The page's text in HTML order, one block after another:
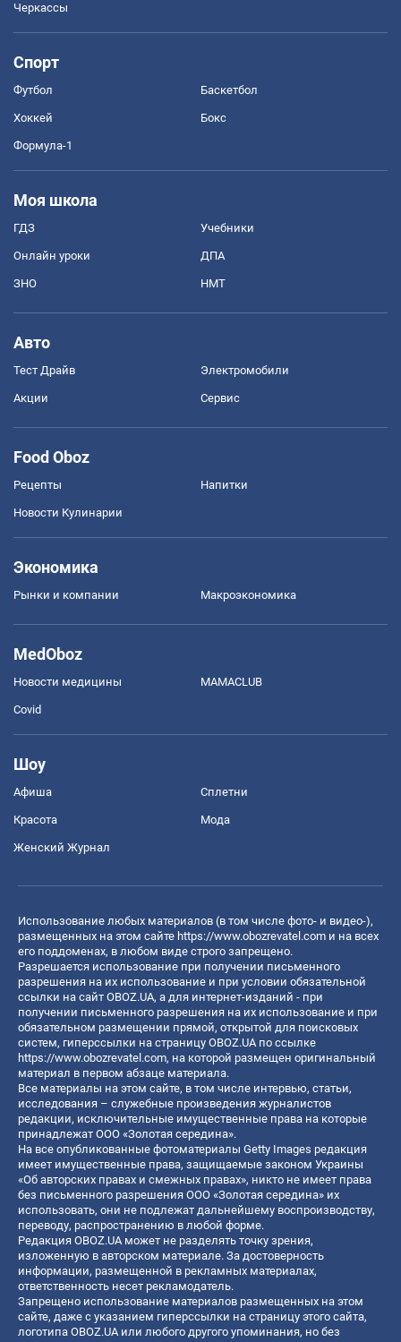
Черкассы
Спорт
Футбол Баскетбол
Хоккей Бокс
Формула-1
Моя школа
ГДЗ Учебники
Онлайн уроки ДПА
ЗНО НМТ
Авто
Тест Драйв Электромобили
Акции Сервис
Food Oboz
Рецепты Напитки
Новости Кулинарии
Экономика
Рынки и компании Mакроэкономика
MedOboz
Новости медицины MAMACLUB
Covid
Шоу
Афиша Сплетни
Красота Мода
Женский Журнал
Использование любых материалов (в том числе фото- и видео-),
размещенных на этом сайте https://www.obozrevatel.com и на всех
его поддоменах, в любом виде строго запрещено.
Разрешается использование при получении письменного
разрешения на их использование и при условии обязательной
ссылки на сайт OBOZ.UA, а для интернет-изданий - при
получении письменного разрешения на их использование и при
обязательном размещении прямой, открытой для поисковых
систем, гиперссылки на страницу OBOZ.UA по ссылке
https://www.obozrevatel.com, на которой размещен оригинальный
материал в первом абзаце материала.
Все материалы на этом сайте, в том числе интервью, статьи,
исследования – служебные произведения журналистов
редакции, исключительные имущественные права на которые
принадлежат ООО «Золотая середина».
На все опубликованные фотоматериалы Getty Images редакция
имеет имущественные права, защищаемые законом Украины
«Об авторских правах и смежных правах», никто не имеет права
без письменного разрешения ООО «Золотая середина» их
использовать, они не подлежат дальнейшему воспроизводству,
переводу, распространению в любой форме.
Редакция OBOZ.UA может не разделять точку зрения,
изложенную в авторском материале. За достоверность
информации, размещенной в рекламных материалах,
ответственность несет рекламодатель.
Запрещено использование материалов размещенных на этом
сайте, даже с указанием гиперссылки на страницу этого сайта,
логотипа OBOZ.UA или любого другого упоминания, но без